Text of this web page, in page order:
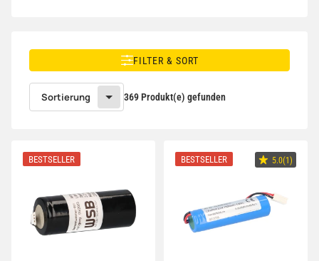
FILTER & SORT
Sortierung 369 Produkt(e) gefunden
BESTSELLER BESTSELLER 5.0(1)